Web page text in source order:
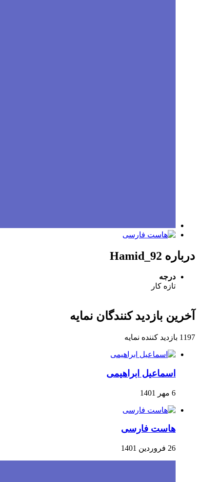
درباره Hamid_92
درجه
تازه کار
آخرین بازدید کنندگان نمایه
1197 بازدید کننده نمایه
اسماعیل ابراهیمی
6 مهر 1401
هاست فارسی
26 فروردین 1401